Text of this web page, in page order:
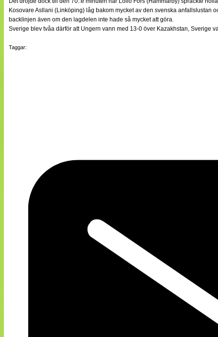
Annonsera
Statistik
Tipsa Damfotboll
Kontakt
Kosovare Asllani (Linköping) låg bakom mycket av den svenska anfallslustan
backlinjen även om den lagdelen inte hade så mycket att göra.
Sverige blev tvåa därför att Ungern vann med 13-0 över Kazakhstan, Sverige
Taggar: